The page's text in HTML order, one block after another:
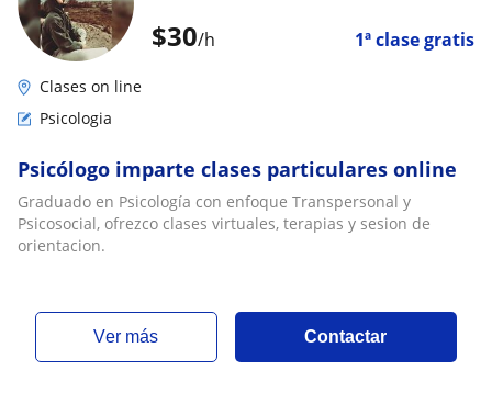
$30/h 1ª clase gratis
Clases on line
Psicologia
Psicólogo imparte clases particulares online
Graduado en Psicología con enfoque Transpersonal y
Psicosocial, ofrezco clases virtuales, terapias y sesion de
orientacion.
ver más Contactar